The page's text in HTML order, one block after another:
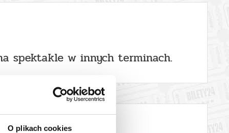
O plikach cookies
spektakle w innych terminach.